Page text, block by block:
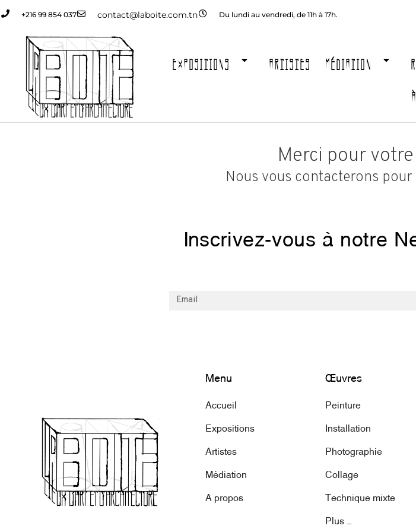
+216 99 854 037 contact@laboite.com.tn Du lundi au vendredi, de 11h à 17h.
EXPOSITIONS ARTISTES MÉDIATION
Merci pour
Nous vous contacterons pour
Inscrivez-vous à notre
Menu
Accueil
Expositions
Artistes
Médiation
A propos
Œuvres
Peinture
Installation
Photographie
Collage
Technique mixte
Plus ...